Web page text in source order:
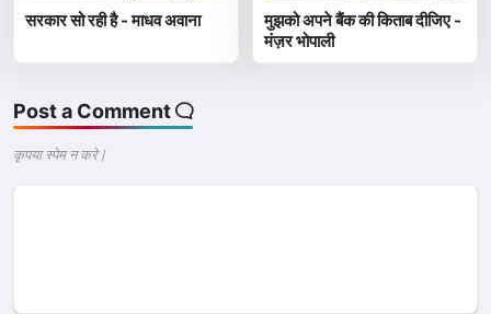
सरकार सो रही है - माधव अवाना
मुझको अपने बैंक की किताब दीजिए -
मंज़र भोपाली
Post a Comment
कृपया स्पेम न करे |